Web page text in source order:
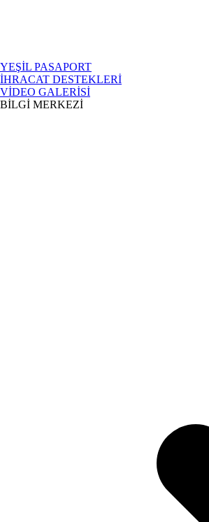
YEŞİL PASAPORT
İHRACAT DESTEKLERİ
VİDEO GALERİSİ
BİLGİ MERKEZİ